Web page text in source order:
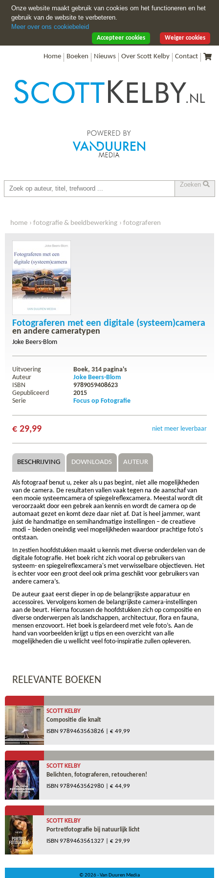
Home Boeken Nieuws Over Scott Kelby Contact
Zoeken
home fotografie & beeldbewerking fotograferen
fotograferen met een digitale (systeem)camera
Fotograferen met een digitale (systeem)camera
en andere cameratypen
Joke Beers-Blom
Uitvoering Boek, 314 pagina's
Auteur
Joke Beers-Blom
ISBN
9789059408623
Gepubliceerd
2015
Serie
Focus op Fotografie
€ 29,99 niet meer leverbaar
BESCHRIJVING DOWNLOADS AUTEUR
Als fotograaf benut u, zeker als u pas begint, niet alle mogelijkheden
van de camera. De resultaten vallen vaak tegen na de aanschaf van
een mooie systeemcamera of spiegelreflexcamera. Meestal wordt dit
veroorzaakt door een gebrek aan kennis en wordt de camera op de
automaat gezet en komt deze daar niet af. Dat is heel jammer, want
juist de handmatige en semihandmatige instellingen – de creatieve
modi – bieden oneindig veel mogelijkheden waardoor prachtige foto's
ontstaan.
In zestien hoofdstukken maakt u kennis met diverse onderdelen van de
digitale fotografie. Het boek richt zich vooral op gebruikers van
systeem- en spiegelreflexcamera's met verwisselbare objectieven. Het
is echter voor een groot deel ook prima geschikt voor gebruikers van
andere camera’s.
De auteur gaat eerst dieper in op de belangrijkste apparatuur en
accessoires. Vervolgens komen de belangrijkste camera-instellingen
aan de beurt. Hierna focussen de hoofdstukken zich op compositie en
diverse onderwerpen als landschappen, architectuur, flora en fauna,
mensen enzovoort. Het boek is gelardeerd met vele foto’s. Aan de
hand van voorbeelden krijgt u tips en een overzicht van alle
mogelijkheden die u wellicht veel foto-inspiratie zullen opleveren.
RELEVANTE BOEKEN
SCOTT KELBY
Compositie die knalt
ISBN 9789463563826 | € 49,99
SCOTT KELBY
Belichten, fotograferen, retoucheren!
ISBN 9789463562980 | € 44,99
SCOTT KELBY
Portretfotografie bij natuurlijk licht
ISBN 9789463561327 | € 29,99
© 2026 - Van Duuren Media
Onze website maakt gebruik van cookies om het functioneren en het
gebruik van de website te verbeteren.
Meer over ons cookiebeleid
Weiger cookies
Accepteer cookies